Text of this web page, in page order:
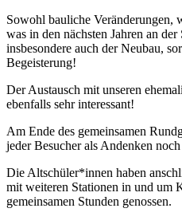
Sowohl bauliche Veränderungen,
was in den nächsten Jahren an
insbesondere auch der Neubau,
Begeisterung!
Der Austausch mit unseren
ebenfalls sehr interessant!
Am Ende des gemeinsamen
jeder Besucher als Andenken
Die Altschüler*innen haben
mit weiteren Stationen in und um
gemeinsamen Stunden genossen.